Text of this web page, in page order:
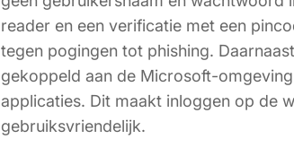
reader en een verificatie met een
tegen pogingen tot phishing.
gekoppeld aan de Microsoft-
applicaties. Dit maakt inloggen op de
gebruiksvriendelijk.